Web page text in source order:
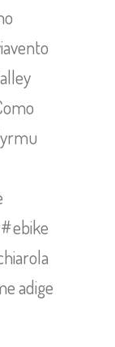
ebike
adige